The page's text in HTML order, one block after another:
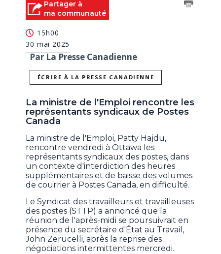
Partager à
ma communauté
15h00
30 mai 2025
Par La Presse Canadienne
ÉCRIRE À LA PRESSE CANADIENNE
La ministre de l'Emploi rencontre les
représentants syndicaux de Postes
Canada
La ministre de l'Emploi, Patty Hajdu,
rencontre vendredi à Ottawa les
représentants syndicaux des postes, dans
un contexte d'interdiction des heures
supplémentaires et de baisse des volumes
de courrier à Postes Canada, en difficulté.
Le Syndicat des travailleurs et travailleuses
des postes (STTP) a annoncé que la
réunion de l'après-midi se poursuivrait en
présence du secrétaire d'État au Travail,
John Zerucelli, après la reprise des
négociations intermittentes mercredi.